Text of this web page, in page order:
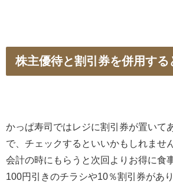
株主優待と割引券を併用する
かっぱ寿司ではレジに割引券が置いて
で、チェックするといいかもしれません
会計の時にもらうと次回よりお得に食
100円引きのチラシや10％割引券があり